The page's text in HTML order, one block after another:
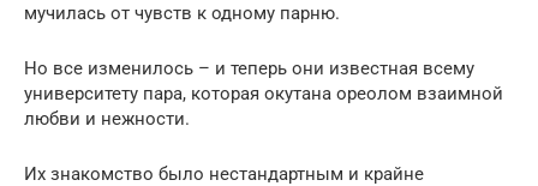
мучилась от чувств к одному парню.
Но все изменилось – и теперь они известная всему
университету пара, которая окутана ореолом взаимной
любви и нежности.
Их знакомство было нестандартным и крайне